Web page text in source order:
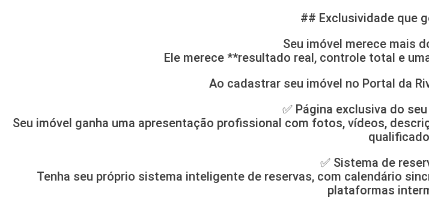
## Exclusividade que
Seu imóvel merece mais
Ele merece **resultado real, controle total e
Ao cadastrar seu imóvel no Portal da
✅ Página exclusiva do
Seu imóvel ganha uma apresentação profissional com fotos, vídeos,
✅ Sistema de
Tenha seu próprio sistema inteligente de reservas, com calendário
plataformas